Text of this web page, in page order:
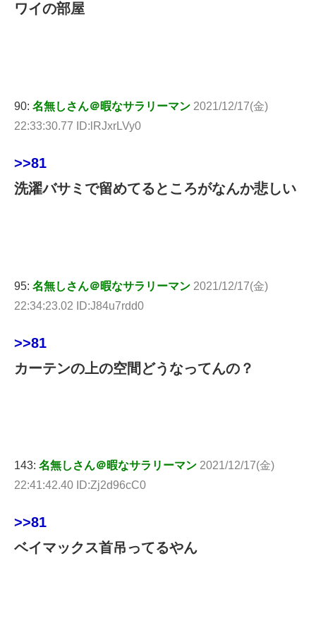
ワイの部屋
90: 名無しさん＠暇なサラリーマン 2021/12/17(金)
22:33:30.77 ID:lRJxrLVy0
>>81
洗濯バサミで留めてるところがなんか悲しい
95: 名無しさん＠暇なサラリーマン 2021/12/17(金)
22:34:23.02 ID:J84u7rdd0
>>81
カーテンの上の空間どうなってんの？
143: 名無しさん＠暇なサラリーマン 2021/12/17(金)
22:41:42.40 ID:Zj2d96cC0
>>81
ベイマックス首吊ってるやん